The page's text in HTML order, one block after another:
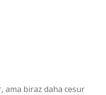
ama biraz daha cesur